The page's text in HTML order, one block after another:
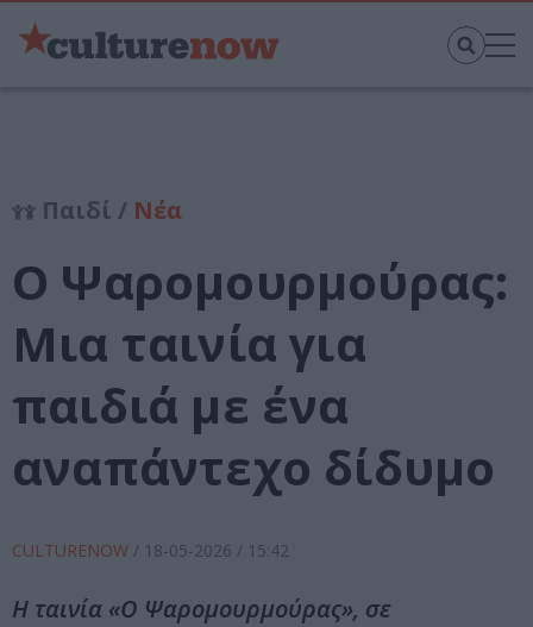
Παιδί / Νέα
Ο Ψαρομουρμούρας:
Μια ταινία για
παιδιά με ένα
αναπάντεχο δίδυμο
CULTURENOW / 18-05-2026 / 15:42
Η ταινία «Ο Ψαρομουρμούρας», σε